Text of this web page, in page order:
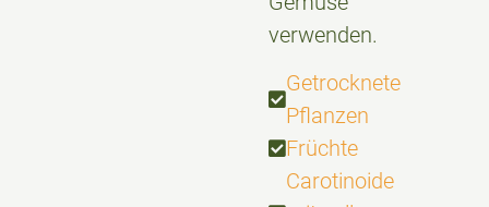
verwenden.
Getrocknete
Pflanzen
Früchte
Carotinoide